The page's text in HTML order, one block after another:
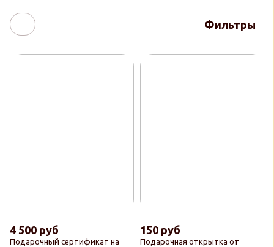
Фильтры
Подарочный сертификат на
4 500 руб
Подарочная открытка от
150 руб